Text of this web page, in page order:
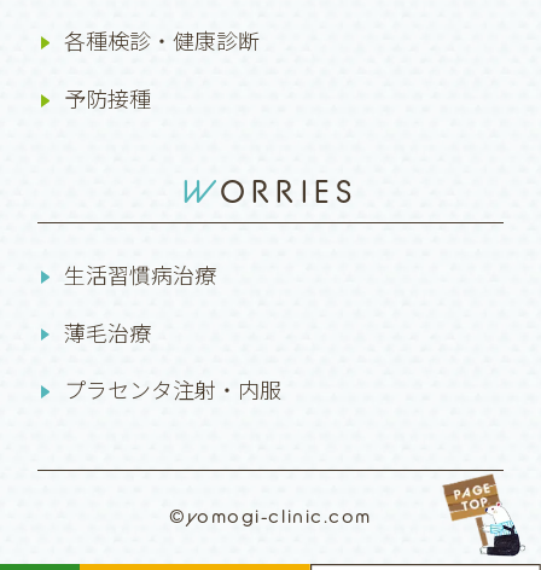
各種検診・健康診断
予防接種
WORRIES
生活習慣病治療
薄毛治療
プラセンタ注射・内服
©yomogi-clinic.com